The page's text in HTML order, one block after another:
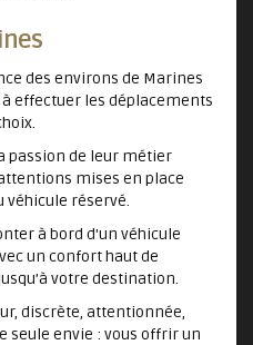
des environs de Marines
effectuer les déplacements
passion de leur métier
mises en place
véhicule réservé.
à bord d'un véhicule
un confort haut de
votre destination.
discrète, attentionnée,
seule envie : vous offrir un